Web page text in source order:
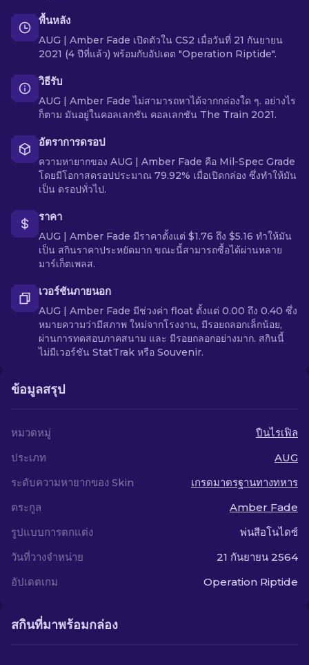
พื้นหลัง
AUG | Amber Fade เปิดตัวใน CS2 เมื่อวันที่ 21 กันยายน
2021 (4 ปีที่แล้ว) พร้อมกับอัปเดต "Operation Riptide".
วิธีรับ
AUG | Amber Fade ไม่สามารถหาได้จากกล่องใด ๆ. อย่างไร
ก็ตาม มันอยู่ในคอลเลกชัน คอลเลกชัน The Train 2021.
อัตราการดรอป
ความหายากของ AUG | Amber Fade คือ Mil-Spec Grade
โดยมีโอกาสดรอปประมาณ 79.92% เมื่อเปิดกล่อง ซึ่งทำให้มัน
เป็น ดรอปทั่วไป.
ราคา
AUG | Amber Fade มีราคาตั้งแต่ $1.76 ถึง $5.16 ทำให้มัน
เป็น สกินราคาประหยัดมาก ขณะนี้สามารถซื้อได้ผ่านหลาย
มาร์เก็ตเพลส.
เวอร์ชันภายนอก
AUG | Amber Fade มีช่วงค่า float ตั้งแต่ 0.00 ถึง 0.40 ซึ่ง
หมายความว่ามีสภาพ ใหม่จากโรงงาน, มีรอยถลอกเล็กน้อย,
ผ่านการทดสอบภาคสนาม และ มีรอยถลอกอย่างมาก. สกินนี้
ไม่มีเวอร์ชัน StatTrak หรือ Souvenir.
ข้อมูลสรุป
หมวดหมู่
ปืนไรเฟิล
ประเภท
AUG
ระดับความหายากของ Skin
เกรดมาตรฐานทางทหาร
ตระกูล
Amber Fade
รูปแบบการตกแต่ง
พ่นสีอโนไดซ์
วันที่วางจำหน่าย
21 กันยายน 2564
อัปเดตเกม
Operation Riptide
สกินที่มาพร้อมกล่อง